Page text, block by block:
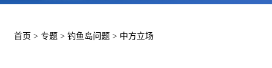
首页 > 专题 > 钓鱼岛问题 > 中方立场